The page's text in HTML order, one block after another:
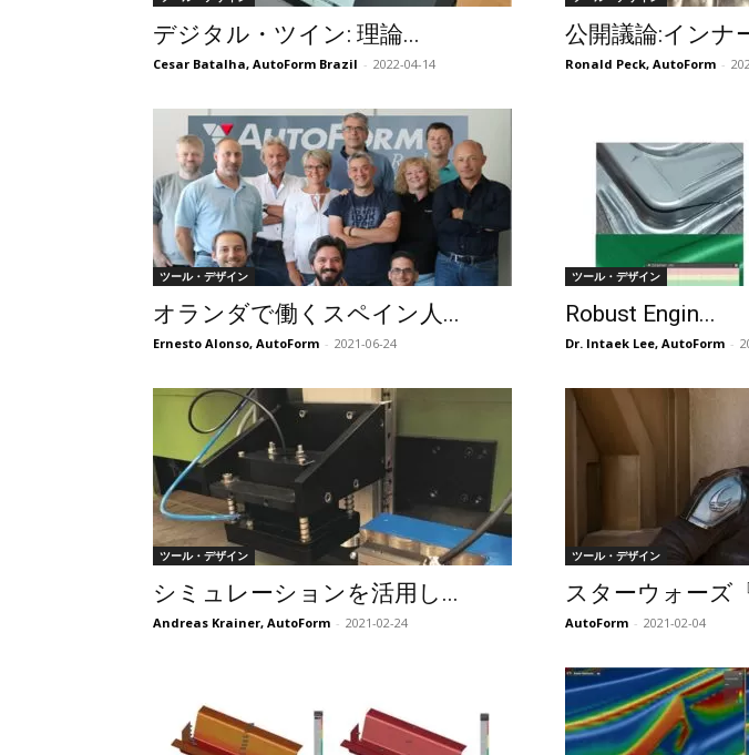
デジタル・ツイン: 理論...
Cesar Batalha, AutoForm Brazil - 2022-04-14
公開議論:インナ
Ronald Peck, AutoForm -
ツール・デザイン
オランダで働くスペイン人...
Ernesto Alonso, AutoForm - 2021-06-24
ツール・デザイン
Robust Engin...
Dr. Intaek Lee, AutoForm -
ツール・デザイン
シミュレーションを活用し...
Andreas Krainer, AutoForm - 2021-02-24
ツール・デザイン
スターウォーズ
AutoForm - 2021-02-04